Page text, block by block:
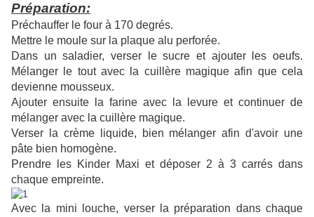
Préparation:
Préchauffer le four à 170 degrés.
Mettre le moule sur la plaque alu perforée.
Dans un saladier, verser le sucre et ajouter les oeufs.
Mélanger le tout avec la cuillère magique afin que cela
devienne mousseux.
Ajouter ensuite la farine avec la levure et continuer de
mélanger avec la cuillère magique.
Verser la crème liquide, bien mélanger afin d'avoir une
pâte bien homogène.
Prendre les Kinder Maxi et déposer 2 à 3 carrés dans
chaque empreinte.
Avec la mini louche, verser la préparation dans chaque